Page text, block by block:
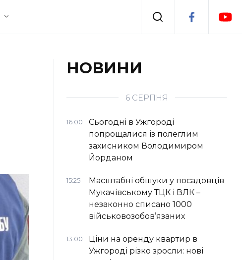
Події
НОВИНИ
6 СЕРПНЯ
16:00
Сьогодні в Ужгороді
попрощалися із полеглим
захисником Володимиром
Йорданом
15:25
Масштабні обшуки у посадовців
Мукачівському ТЦК і ВЛК –
незаконно списано 1000
військовозобов’язаних
13:00
Ціни на оренду квартир в
Ужгороді різко зросли: нові